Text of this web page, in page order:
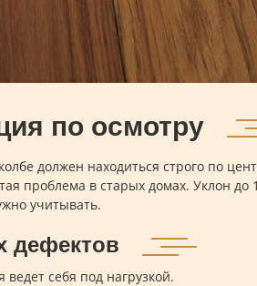
по осмотру
должен находиться строго по
проблема в старых домах. Уклон до
учитывать.
дефектов
себя под нагрузкой.